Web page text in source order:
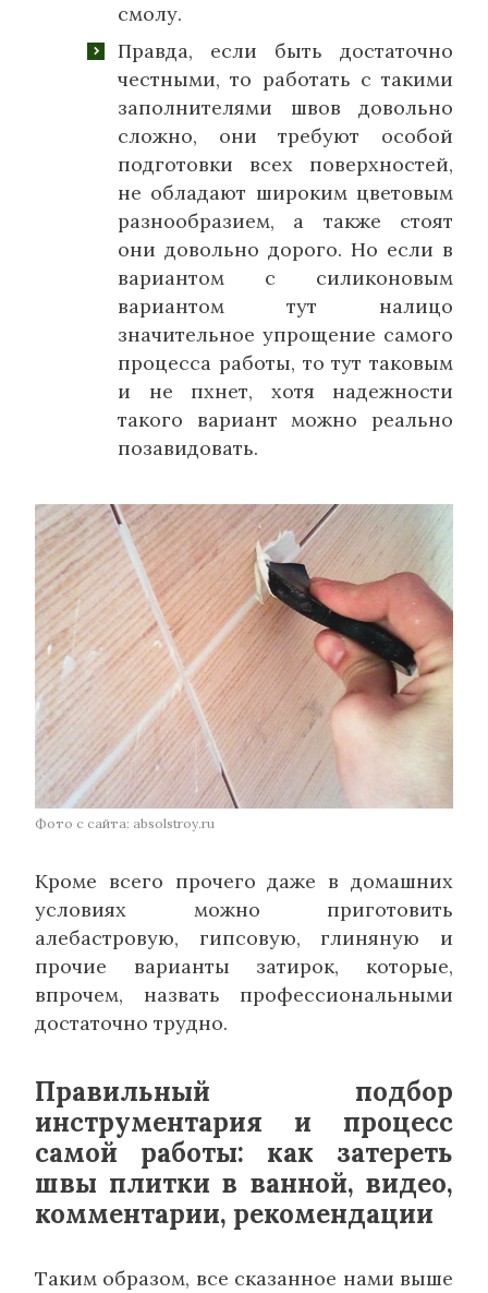
смолу.
Правда, если быть достаточно
честными, то работать с такими
заполнителями швов довольно
сложно, они требуют особой
подготовки всех поверхностей,
не обладают широким цветовым
разнообразием, а также стоят
они довольно дорого. Но если в
вариантом с силиконовым
вариантом тут налицо
значительное упрощение самого
процесса работы, то тут таковым
и не пхнет, хотя надежности
такого вариант можно реально
позавидовать.
Фото с сайта: absolstroy.ru
Кроме всего прочего даже в домашних
условиях можно приготовить
алебастровую, гипсовую, глиняную и
прочие варианты затирок, которые,
впрочем, назвать профессиональными
достаточно трудно.
Правильный подбор
инструментария и процесс
самой работы: как затереть
швы плитки в ванной, видео,
комментарии, рекомендации
Таким образом, все сказанное нами выше